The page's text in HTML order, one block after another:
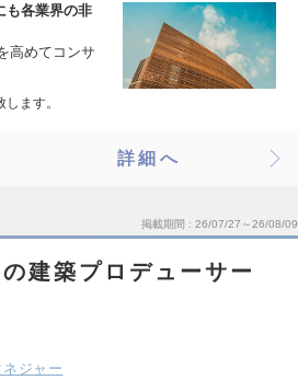
も各業界の非
高めてコンサ
ます。
詳細へ
掲載期間 26/07/27～26/08/09
建築プロデューサー
ジャー